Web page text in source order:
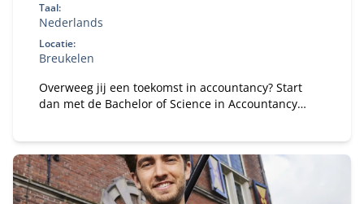
Taal:
Nederlands
Locatie:
Breukelen
Overweeg jij een toekomst in accountancy? Start
dan met de Bachelor of Science in Accountancy